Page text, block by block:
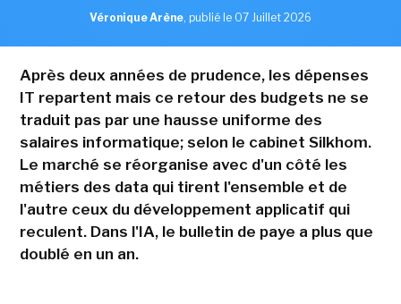
Véronique Arène, publié le 07 Juillet 2026
Après deux années de prudence, les dépenses
IT repartent mais ce retour des budgets ne se
traduit pas par une hausse uniforme des
salaires informatique; selon le cabinet Silkhom.
Le marché se réorganise avec d'un côté les
métiers des data qui tirent l'ensemble et de
l'autre ceux du développement applicatif qui
reculent. Dans l'IA, le bulletin de paye a plus que
doublé en un an.